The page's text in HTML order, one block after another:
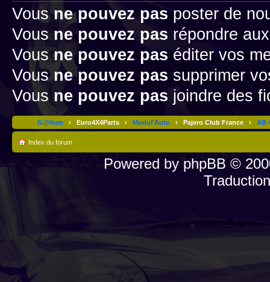
Vousne pouvez pas poster de
Vousne pouvez pas répondre
Vousne pouvez pas éditer vos
Vousne pouvez pas supprimer
Vous ne pouvez pas joindre des
G@lium ‹ Euro4X4Parts ‹ Modul'Auto ‹ Pajero Club France ‹ AB
Index du forum
Powered by phpBB ©